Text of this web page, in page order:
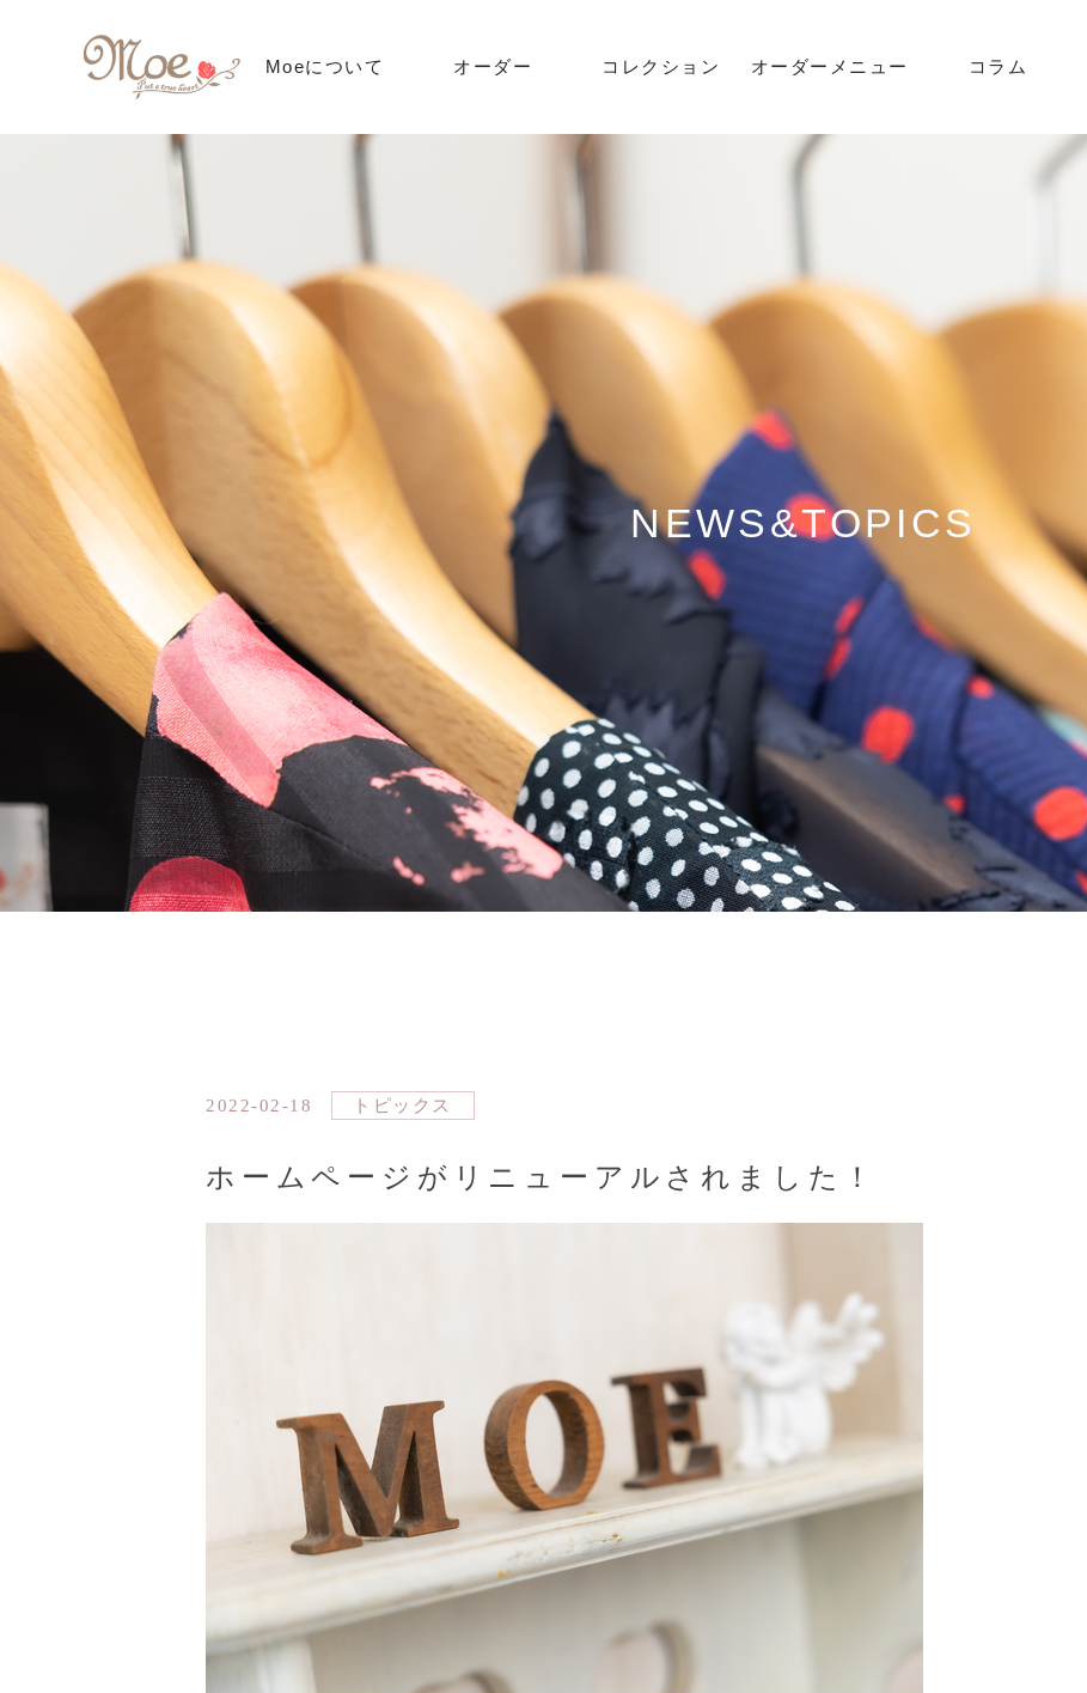
Moeについて オーダー コレクション オーダーメニュー コラム
NEWS&TOPICS
2022-02-18 トピックス
ホームページがリニューアルされました！